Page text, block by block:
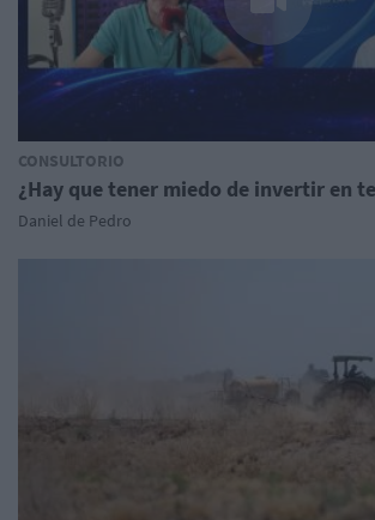
CONSULTORIO
¿Hay que tener miedo de invertir en
Daniel de Pedro